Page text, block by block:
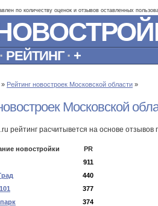
по количеству оценок и отзывов оставленных
· РЕЙТИНГ· +
» Рейтинг новостроек Московской области »
Московской
рейтинг расчитывется на основе отзывов
новостройки
PR
911
440
377
374